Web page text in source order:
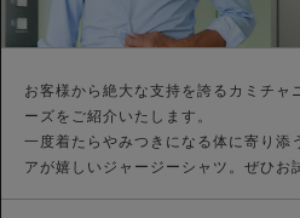
お客様から絶大な支持を誇るカミチャ
ーズをご紹介いたします。
一度着たらやみつきになる体に寄り添
アが嬉しいジャージーシャツ。ぜひお